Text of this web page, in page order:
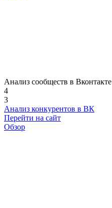
Анализ сообществ в Вконтакте
4
3
Анализ конкурентов в ВК
Перейти на сайт
Обзор